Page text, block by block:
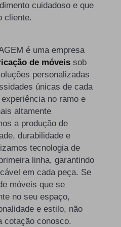
cuidadoso e que
cliente.
é uma empresa
de móveis sob
personalizadas
únicas de cada
no ramo e
altamente
a produção de
durabilidade e
tecnologia de
linha, garantindo
em cada peça. Se
móveis que se
no seu espaço,
e estilo, não
cotação conosco.